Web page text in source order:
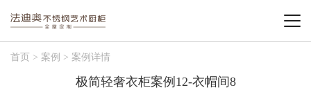
首页 > 案例 > 案例详情
极简轻奢衣柜案例12-衣帽间8